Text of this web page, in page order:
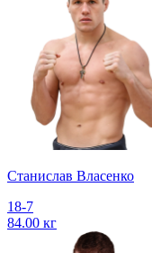
Станислав Власенко
18-7
84.00 кг